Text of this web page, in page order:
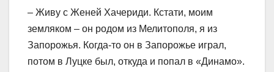
– Живу с Женей Хачериди. Кстати, моим
земляком – он родом из Мелитополя, я из
Запорожья. Когда-то он в Запорожье играл,
потом в Луцке был, откуда и попал в «Динамо».